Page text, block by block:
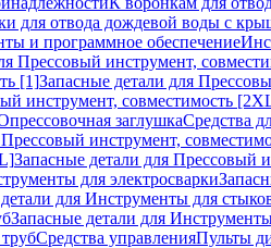
для отвода дождевой воды с
и программное обеспечение
Прессовый инструмент,
[1]Запасные детали для
инструмент, совместимость
заглушкаСредства
инструмент,
Запасные детали для Прессовый
для электросварки
для Инструменты для
Запасные детали для
Средства управленияПульты